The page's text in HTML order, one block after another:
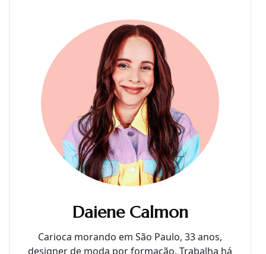
Daiene Calmon
Carioca morando em São Paulo, 33 anos,
designer de moda por formação. Trabalha há